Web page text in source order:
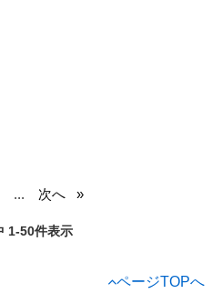
... 次へ
1-50件表示
ページTOPへ